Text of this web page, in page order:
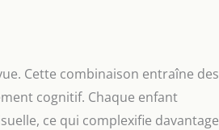
Cette combinaison entraîne des
cognitif. Chaque enfant
ce qui complexifie davantage